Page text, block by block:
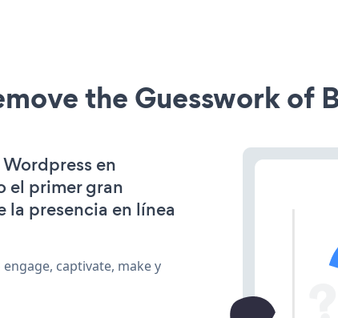
the Guesswork of
en
el primer gran
presencia en línea
captivate, make y